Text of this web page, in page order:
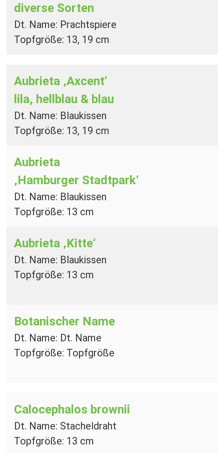
diverse Sorten
Dt. Name: Prachtspiere
Topfgröße: 13, 19 cm
Aubrieta ‚Axcent‘
lila, hellblau & blau
Dt. Name: Blaukissen
Topfgröße: 13, 19 cm
Aubrieta
‚Hamburger Stadtpark‘
Dt. Name: Blaukissen
Topfgröße: 13 cm
Aubrieta ‚Kitte‘
Dt. Name: Blaukissen
Topfgröße: 13 cm
Botanischer Name
Dt. Name: Dt. Name
Topfgröße: Topfgröße
Calocephalos brownii
Dt. Name: Stacheldraht
Topfgröße: 13 cm